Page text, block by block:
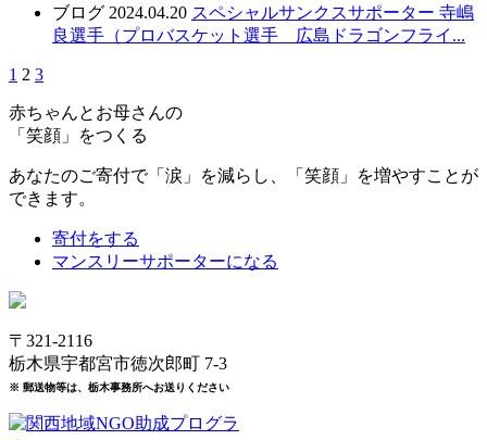
ブログ 2024.04.20 スペシャルサンクスサポーター 寺嶋
良選手（プロバスケット選手 広島ドラゴンフライ...
1 2 3
赤ちゃんとお母さんの
「笑顔」をつくる
あなたのご寄付で「涙」を減らし、「笑顔」を増やすことが
できます。
寄付をする
マンスリーサポーターになる
〒321-2116
栃木県宇都宮市徳次郎町 7-3
※ 郵送物等は、栃木事務所へお送りください